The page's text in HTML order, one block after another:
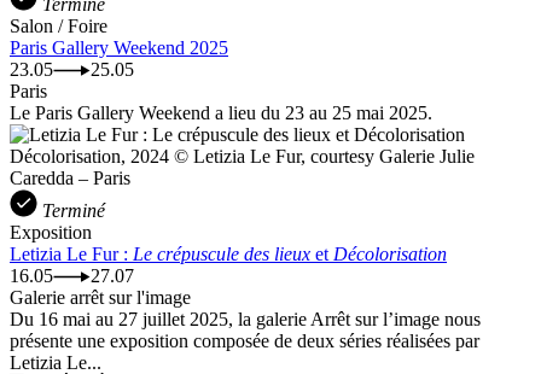
Salon / Foire
Paris Gallery Weekend 2025
23.05
25.05
Paris
Le Paris Gallery Weekend a lieu du 23 au 25 mai 2025.
Décolorisation, 2024 © Letizia Le Fur, courtesy Galerie Julie
Caredda – Paris
Terminé
Exposition
Letizia Le Fur : Le crépuscule des lieux et Décolorisation
16.05
27.07
Galerie arrêt sur l'image
Du 16 mai au 27 juillet 2025, la galerie Arrêt sur l’image nous
présente une exposition composée de deux séries réalisées par
Letizia Le...